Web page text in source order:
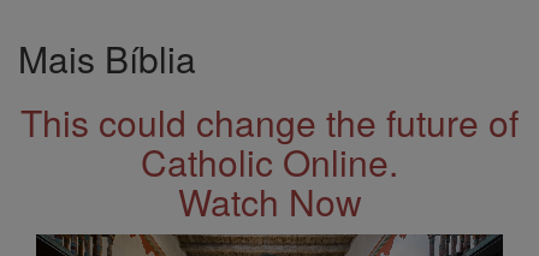
Mais Bíblia
This could change the future of
Catholic Online.
Watch Now